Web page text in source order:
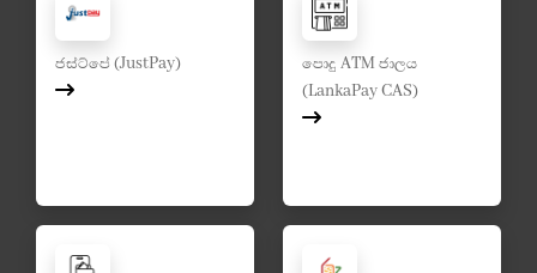
ජස්ට්පේ (JustPay)
පොදු ATM ජාලය
(LankaPay CAS)